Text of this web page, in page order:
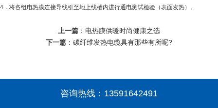
4．将各组电热膜连接导线引至地上线槽内进行通电测试检验（表面发热）。
上一篇 ： 电热膜供暖时尚健康之选
下一篇 ： 碳纤维发热电缆具有那些有所呢?
咨询热线： 13591642491